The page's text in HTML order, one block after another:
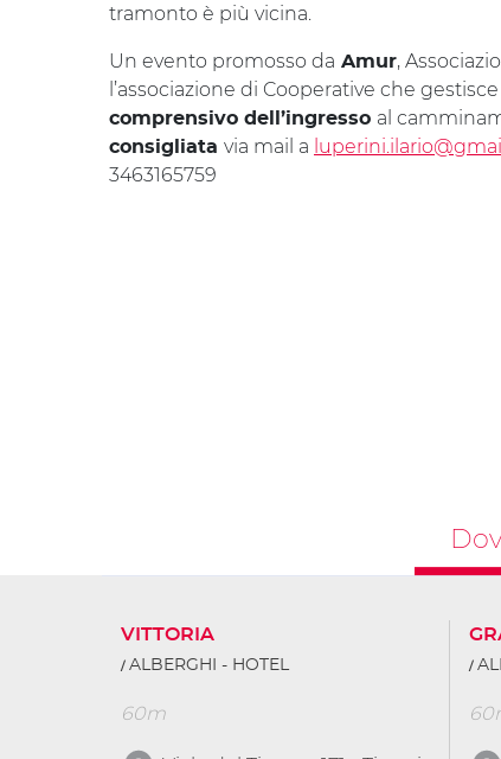
tramonto è più vicina.
Un evento promosso da Amur,
l’associazione di Cooperative che
comprensivo dell’ingresso al
consigliata via mail a
3463165759
VITTORIA
ALBERGHI - HOTEL
60m